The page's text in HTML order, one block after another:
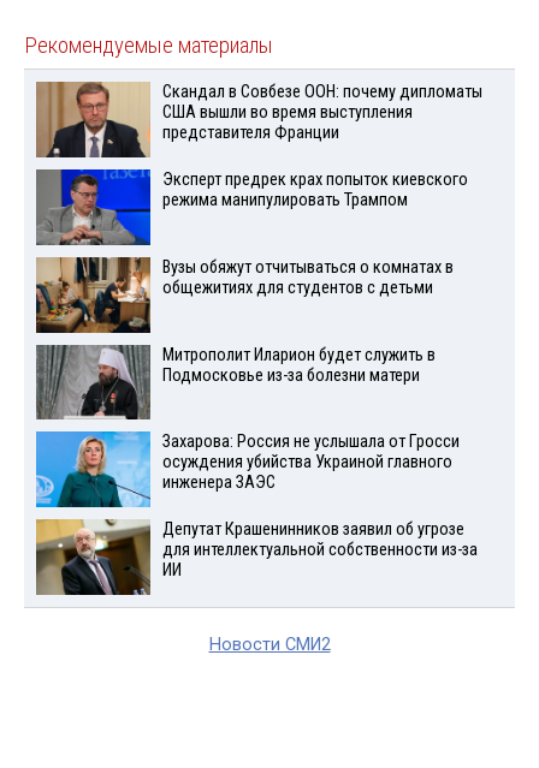
Рекомендуемые материалы
Скандал в Совбезе ООН: почему дипломаты
США вышли во время выступления
представителя Франции
Эксперт предрек крах попыток киевского
режима манипулировать Трампом
Вузы обяжут отчитываться о комнатах в
общежитиях для студентов с детьми
Митрополит Иларион будет служить в
Подмосковье из-за болезни матери
Захарова: Россия не услышала от Гросси
осуждения убийства Украиной главного
инженера ЗАЭС
Депутат Крашенинников заявил об угрозе
для интеллектуальной собственности из-за
ИИ
Новости СМИ2